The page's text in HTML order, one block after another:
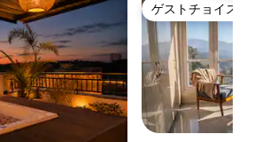
ゲストチョイス
ゲストチョイス